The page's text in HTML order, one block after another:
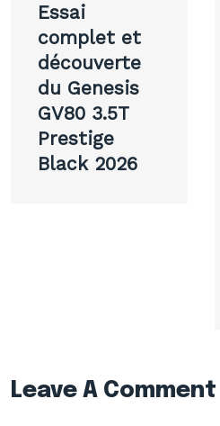
de
l’article
Essai
complet et
découverte
du Genesis
GV80 3.5T
Prestige
Black 2026
Leave A Comment